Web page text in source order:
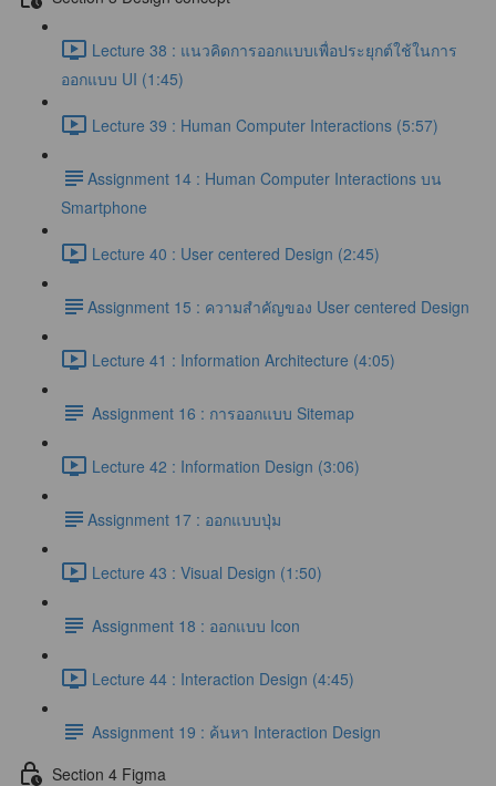
Lecture 38 : แนวคิดการออกแบบเพื่อประยุกต์ใช้ในการ
ออกแบบ UI (1:45)
Lecture 39 : Human Computer Interactions (5:57)
​Assignment 14 : Human Computer Interactions บน
Smartphone
Lecture 40 : User centered Design (2:45)
​Assignment 15 : ความสำคัญของ User centered Design
Lecture 41 : Information Architecture (4:05)
Assignment 16 : การออกแบบ Sitemap
Lecture 42 : Information Design (3:06)
​Assignment 17 : ออกแบบปุ่ม
Lecture 43 : Visual Design (1:50)
Assignment 18 : ออกแบบ Icon
Lecture 44 : Interaction Design (4:45)
Assignment 19 : ค้นหา Interaction Design
Section 4 Figma